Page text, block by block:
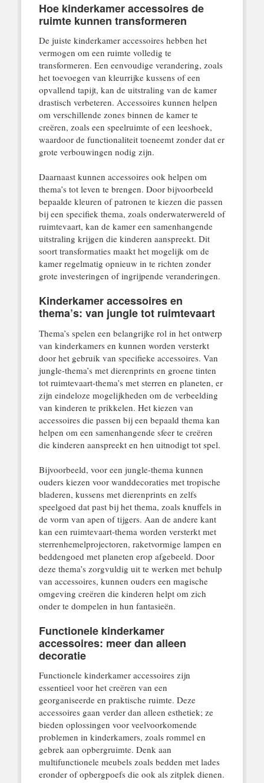
Hoe kinderkamer accessoires de
ruimte kunnen transformeren
De juiste kinderkamer accessoires hebben het
vermogen om een ruimte volledig te
transformeren. Een eenvoudige verandering, zoals
het toevoegen van kleurrijke kussens of een
opvallend tapijt, kan de uitstraling van de kamer
drastisch verbeteren. Accessoires kunnen helpen
om verschillende zones binnen de kamer te
creëren, zoals een speelruimte of een leeshoek,
waardoor de functionaliteit toeneemt zonder dat er
grote verbouwingen nodig zijn.
Daarnaast kunnen accessoires ook helpen om
thema’s tot leven te brengen. Door bijvoorbeeld
bepaalde kleuren of patronen te kiezen die passen
bij een specifiek thema, zoals onderwaterwereld of
ruimtevaart, kan de kamer een samenhangende
uitstraling krijgen die kinderen aanspreekt. Dit
soort transformaties maakt het mogelijk om de
kamer regelmatig opnieuw in te richten zonder
grote investeringen of ingrijpende veranderingen.
Kinderkamer accessoires en
thema’s: van jungle tot ruimtevaart
Thema’s spelen een belangrijke rol in het ontwerp
van kinderkamers en kunnen worden versterkt
door het gebruik van specifieke accessoires. Van
jungle-thema’s met dierenprints en groene tinten
tot ruimtevaart-thema’s met sterren en planeten, er
zijn eindeloze mogelijkheden om de verbeelding
van kinderen te prikkelen. Het kiezen van
accessoires die passen bij een bepaald thema kan
helpen om een samenhangende sfeer te creëren
die kinderen aanspreekt en hen uitnodigt tot spel.
Bijvoorbeeld, voor een jungle-thema kunnen
ouders kiezen voor wanddecoraties met tropische
bladeren, kussens met dierenprints en zelfs
speelgoed dat past bij het thema, zoals knuffels in
de vorm van apen of tijgers. Aan de andere kant
kan een ruimtevaart-thema worden versterkt met
sterrenhemelprojectoren, raketvormige lampen en
beddengoed met planeten erop afgebeeld. Door
deze thema’s zorgvuldig uit te werken met behulp
van accessoires, kunnen ouders een magische
omgeving creëren die kinderen helpt om zich
onder te dompelen in hun fantasieën.
Functionele kinderkamer
accessoires: meer dan alleen
decoratie
Functionele kinderkamer accessoires zijn
essentieel voor het creëren van een
georganiseerde en praktische ruimte. Deze
accessoires gaan verder dan alleen esthetiek; ze
bieden oplossingen voor veelvoorkomende
problemen in kinderkamers, zoals rommel en
gebrek aan opbergruimte. Denk aan
multifunctionele meubels zoals bedden met lades
eronder of opbergpoefs die ook als zitplek dienen.